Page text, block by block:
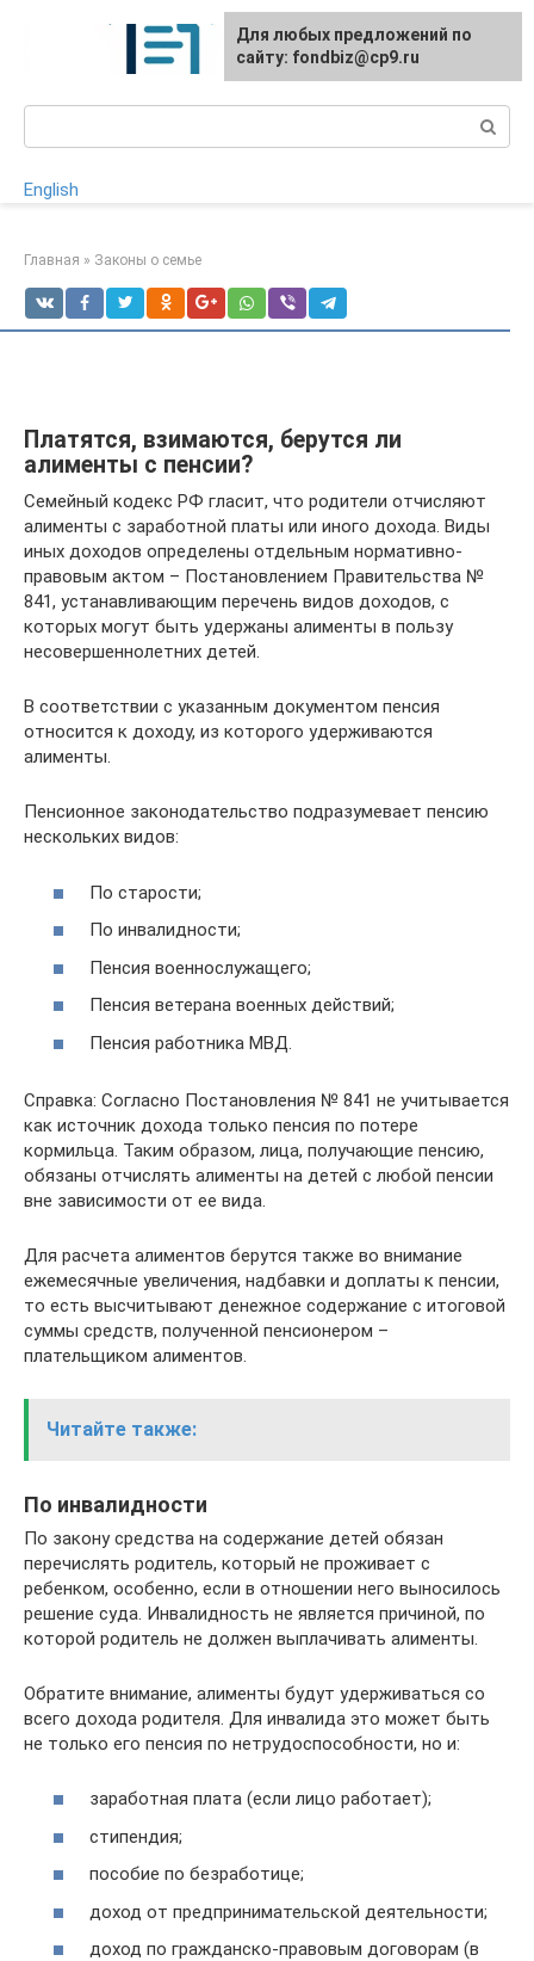
English
Главная » Законы о семье
Платятся, взимаются, берутся ли
алименты с пенсии?
Семейный кодекс РФ гласит, что родители отчисляют
алименты с заработной платы или иного дохода. Виды
иных доходов определены отдельным нормативно-
правовым актом – Постановлением Правительства №
841, устанавливающим перечень видов доходов, с
которых могут быть удержаны алименты в пользу
несовершеннолетних детей.
В соответствии с указанным документом пенсия
относится к доходу, из которого удерживаются
алименты.
Пенсионное законодательство подразумевает пенсию
нескольких видов:
По старости;
По инвалидности;
Пенсия военнослужащего;
Пенсия ветерана военных действий;
Пенсия работника МВД.
Справка: Согласно Постановления № 841 не учитывается
как источник дохода только пенсия по потере
кормильца. Таким образом, лица, получающие пенсию,
обязаны отчислять алименты на детей с любой пенсии
вне зависимости от ее вида.
Для расчета алиментов берутся также во внимание
ежемесячные увеличения, надбавки и доплаты к пенсии,
то есть высчитывают денежное содержание с итоговой
суммы средств, полученной пенсионером –
плательщиком алиментов.
Читайте также:
По инвалидности
По закону средства на содержание детей обязан
перечислять родитель, который не проживает с
ребенком, особенно, если в отношении него выносилось
решение суда. Инвалидность не является причиной, по
которой родитель не должен выплачивать алименты.
Обратите внимание, алименты будут удерживаться со
всего дохода родителя. Для инвалида это может быть
не только его пенсия по нетрудоспособности, но и:
заработная плата (если лицо работает);
стипендия;
пособие по безработице;
доход от предпринимательской деятельности;
доход по гражданско-правовым договорам (в
Для любых предложений по
сайту: fondbiz@cp9.ru